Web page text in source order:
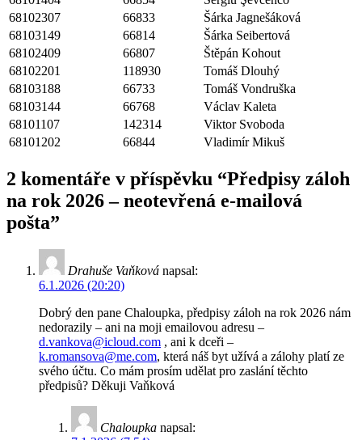
68102307
66833
Šárka Jagnešáková
68103149
66814
Šárka Seibertová
68102409
66807
Štěpán Kohout
68102201
118930
Tomáš Dlouhý
68103188
66733
Tomáš Vondruška
68103144
66768
Václav Kaleta
68101107
142314
Viktor Svoboda
68101202
66844 Vladimír Mikuš
2 komentáře v příspěvku “Předpisy záloh
na rok 2026 – neotevřená e-mailová
pošta”
Drahuše Vaňková napsal:
6.1.2026 (20:20)
Dobrý den pane Chaloupka, předpisy záloh na rok 2026 nám
nedorazily – ani na moji emailovou adresu –
d.vankova@icloud.com , ani k dceři –
k.romansova@me.com, která náš byt užívá a zálohy platí ze
svého účtu. Co mám prosím udělat pro zaslání těchto
předpisů? Děkuji Vaňková
Chaloupka napsal: